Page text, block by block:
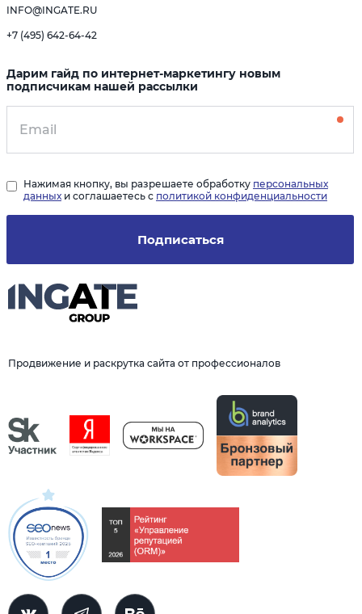
Продвижение и раскрутка сайта от профессионалов
INFO@INGATE.RU
+7 (495) 642-64-42
Дарим гайд по интернет-маркетингу новым
подписчикам нашей рассылки
Подписаться
Нажимая кнопку, вы разрешаете обработку персональных
данных и соглашаетесь с политикой конфиденциальности